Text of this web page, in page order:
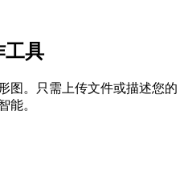
工具
图。只需上传文件或描述您的
能。